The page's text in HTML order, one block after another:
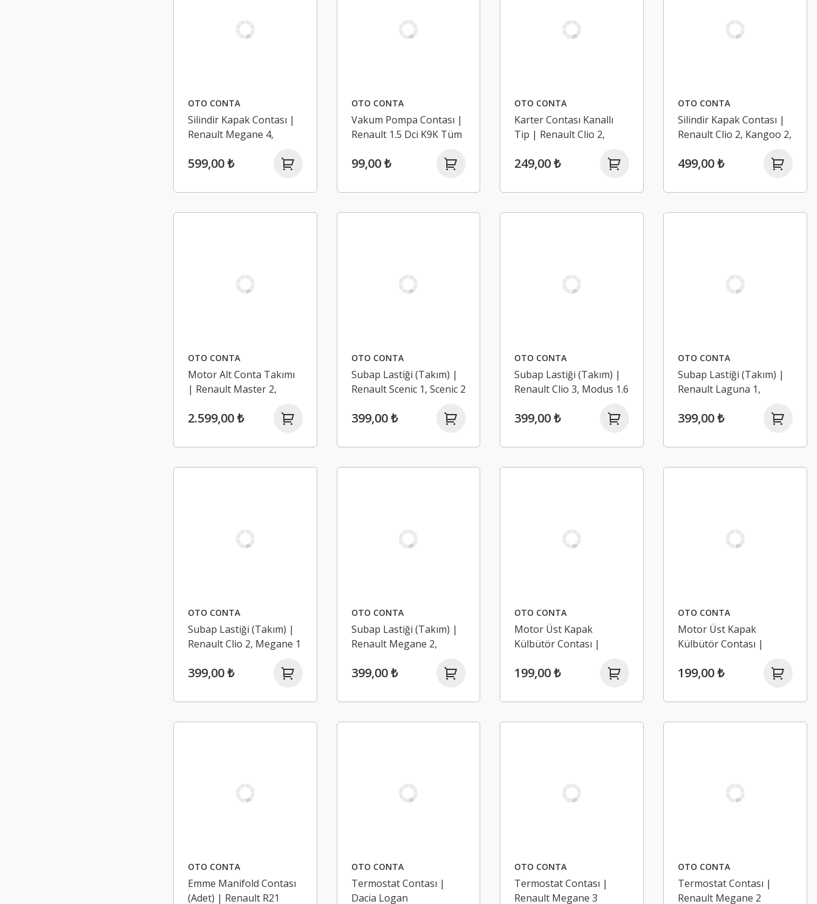
OTO CONTA
Silindir Kapak Contası |
Renault Megane 4,
(Euro 5)
599,00 ₺
OTO CONTA
Vakum Pompa Contası |
Renault 1.5 Dci K9K Tüm
99,00 ₺
OTO CONTA
Karter Contası Kanallı
Tip | Renault Clio 2,
(1999-2001)
249,00 ₺
OTO CONTA
Silindir Kapak Contası |
Renault Clio 2, Kangoo 2,
(2003-2005)
499,00 ₺
OTO CONTA
Motor Alt Conta Takımı
| Renault Master 2,
G9U
2.599,00 ₺
OTO CONTA
Subap Lastiği (Takım) |
Renault Scenic 1, Scenic 2
399,00 ₺
OTO CONTA
Subap Lastiği (Takım) |
Renault Clio 3, Modus 1.6
399,00 ₺
OTO CONTA
Subap Lastiği (Takım) |
Renault Laguna 1,
16V K4M - 2.0 16V F4R
399,00 ₺
OTO CONTA
Subap Lastiği (Takım) |
Renault Clio 2, Megane 1
- 2.0 16V F4R
399,00 ₺
OTO CONTA
Subap Lastiği (Takım) |
Renault Megane 2,
1.6 16V K4M
399,00 ₺
OTO CONTA
Motor Üst Kapak
Külbütör Contası |
Sandero 2 0.9 Tce H4B
199,00 ₺
OTO CONTA
Motor Üst Kapak
Külbütör Contası |
Tce H4B
199,00 ₺
OTO CONTA
Emme Manifold Contası
(Adet) | Renault R21
OTO CONTA
Termostat Contası |
Dacia Logan
OTO CONTA
Termostat Contası |
Renault Megane 3
OTO CONTA
Termostat Contası |
Renault Megane 2